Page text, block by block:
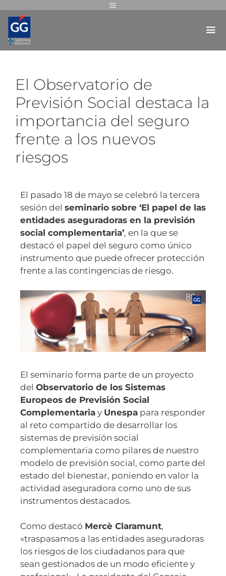
El Observatorio de
Previsión Social destaca la
importancia del seguro
frente a los nuevos
riesgos
El pasado 18 de mayo se celebró la tercera
sesión del seminario sobre ‘El papel de las
entidades aseguradoras en la previsión
social complementaria’, en la que se
destacó el papel del seguro como único
instrumento que puede ofrecer protección
frente a las contingencias de riesgo.
El seminario forma parte de un proyecto
del Observatorio de los Sistemas
Europeos de Previsión Social
Complementaria y Unespa para responder
al reto compartido de desarrollar los
sistemas de previsión social
complementaria como pilares de nuestro
modelo de previsión social, como parte del
estado del bienestar, poniendo en valor la
actividad aseguradora como uno de sus
instrumentos destacados.
Como destacó Mercè Claramunt,
«traspasamos a las entidades aseguradoras
los riesgos de los ciudadanos para que
sean gestionados de un modo eficiente y